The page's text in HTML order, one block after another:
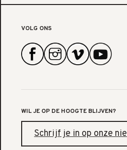
VOLG ONS
WIL JE OP DE HOOGTE BLIJVEN?
Schrijf je in op onze